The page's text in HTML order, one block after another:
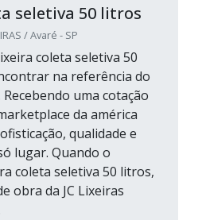
seletiva 50 litros
/ Avaré - SP
coleta seletiva 50
na referência do
Recebendo uma cotação
da américa
qualidade e
lugar. Quando o
coleta seletiva 50 litros,
obra da JC Lixeiras